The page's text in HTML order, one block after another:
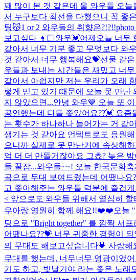
꽤 많이 본 것 같은데 울 와우들 오늘
서 누구보다 최선을 다했으니 꼭 좋
팅😽1 or 2 와우들의 취향은?!?!!
보고싶다 👧🏻와우💓어제오늘 너무
같아서 너무 기분 좋고 무엇보다 와
것 같아서 너무 행복해요💝선물 같
우들과 보내는 시간들은 재밌고 너
같아서 아쉽지만 저는 우리가 오래
렇게 믿고 있기 때문에 오늘 못 만난
지 않았으면...안녕 와우💙 오늘 또
공연했는데 다들 좋았어요??💓 요
는 횟수가 하나하나 늘어가는 거 같
생기는 것 같아요 언텍트로도 응원
으니까 실제로 못 만난거에 속상해
억 더 더 만들거잖아요 그쵸? 늦은
들 꿀잠...와우들~~! 오늘 한국문화
곡으로 무대 보여드렸는데 어땠나요
고 좋아해주는 와우들 덕분에 즐겁
< 앞으로도 와우들 위해서 열심히
우아랑 영원히 함께 해요!!❤️❤️오늘
딩으로 "Bright together" 를 깜짝 서
어땠나요??💝 너무 귀중한 경험이
의 무대도 해보고싶습니다💗 사랑
무대를 했는데, 너무너무 영광이었
기도 하고, 빛날거야 라는 좋은 노래